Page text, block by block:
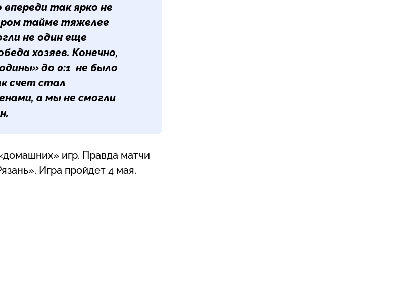
так ярко не
тайме тяжелее
не один еще
хозяев. Конечно,
до 0:1 не было
счет стал
а мы не смогли
игр. Правда матчи
Игра пройдет 4 мая.